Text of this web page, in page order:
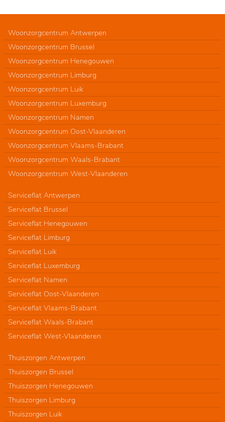
Woonzorgcentrum Antwerpen
Woonzorgcentrum Brussel
Woonzorgcentrum Henegouwen
Woonzorgcentrum Limburg
Woonzorgcentrum Luik
Woonzorgcentrum Luxemburg
Woonzorgcentrum Namen
Woonzorgcentrum Oost-Vlaanderen
Woonzorgcentrum Vlaams-Brabant
Woonzorgcentrum Waals-Brabant
Woonzorgcentrum West-Vlaanderen
Serviceflat Antwerpen
Serviceflat Brussel
Serviceflat Henegouwen
Serviceflat Limburg
Serviceflat Luik
Serviceflat Luxemburg
Serviceflat Namen
Serviceflat Oost-Vlaanderen
Serviceflat Vlaams-Brabant
Serviceflat Waals-Brabant
Serviceflat West-Vlaanderen
Thuiszorgen Antwerpen
Thuiszorgen Brussel
Thuiszorgen Henegouwen
Thuiszorgen Limburg
Thuiszorgen Luik